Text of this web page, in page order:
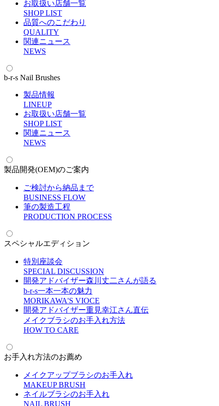
お取扱い店舗一覧
SHOP LIST
品質へのこだわり
QUALITY
関連ニュース
NEWS
b-r-s Nail Brushes
製品情報
LINEUP
お取扱い店舗一覧
SHOP LIST
関連ニュース
NEWS
製品開発(OEM)のご案内
ご検討から納品まで
BUSINESS FLOW
筆の製造工程
PRODUCTION PROCESS
スペシャルエディション
特別座談会
SPECIAL DISCUSSION
開発アドバイザー森川丈二さんが語る
b-r-s一本一本の魅力
MORIKAWA'S VIOCE
開発アドバイザー重見幸江さん直伝
メイクブラシのお手入れ方法
HOW TO CARE
お手入れ方法のお薦め
メイクアップブラシのお手入れ
MAKEUP BRUSH
ネイルブラシのお手入れ
NAIL BRUSH